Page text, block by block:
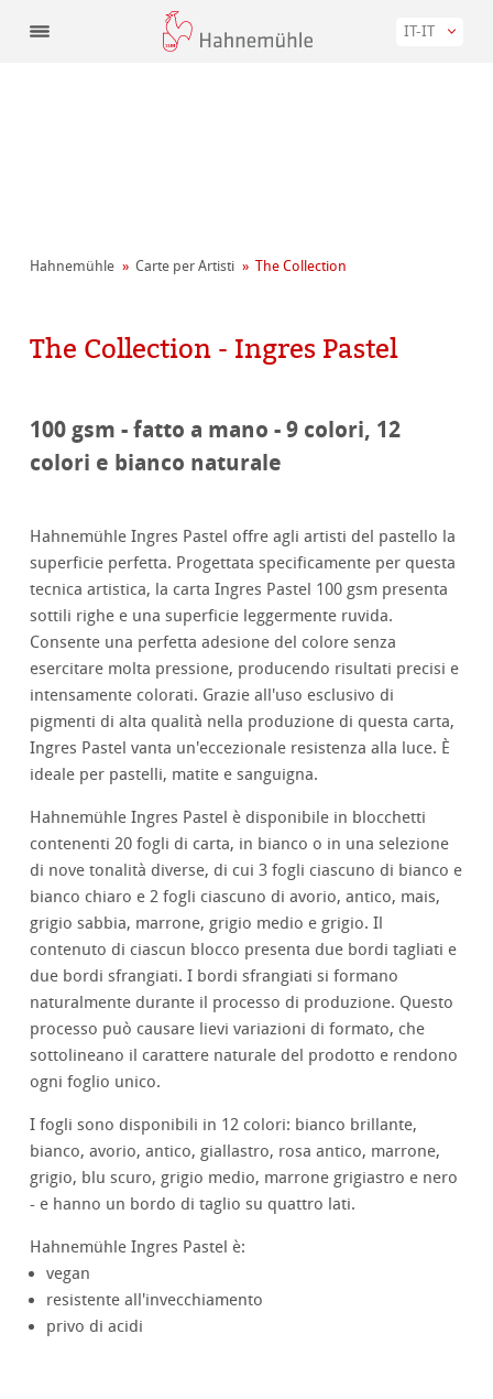
IT-IT
Hahnemühle Carte per Artisti The Collection
The Collection - Ingres Pastel
100 gsm - fatto a mano - 9 colori, 12
colori e bianco naturale
Hahnemühle Ingres Pastel offre agli artisti del pastello la
superficie perfetta. Progettata specificamente per questa
tecnica artistica, la carta Ingres Pastel 100 gsm presenta
sottili righe e una superficie leggermente ruvida.
Consente una perfetta adesione del colore senza
esercitare molta pressione, producendo risultati precisi e
intensamente colorati. Grazie all'uso esclusivo di
pigmenti di alta qualità nella produzione di questa carta,
Ingres Pastel vanta un'eccezionale resistenza alla luce. È
ideale per pastelli, matite e sanguigna.
Hahnemühle Ingres Pastel è disponibile in blocchetti
contenenti 20 fogli di carta, in bianco o in una selezione
di nove tonalità diverse, di cui 3 fogli ciascuno di bianco e
bianco chiaro e 2 fogli ciascuno di avorio, antico, mais,
grigio sabbia, marrone, grigio medio e grigio. Il
contenuto di ciascun blocco presenta due bordi tagliati e
due bordi sfrangiati. I bordi sfrangiati si formano
naturalmente durante il processo di produzione. Questo
processo può causare lievi variazioni di formato, che
sottolineano il carattere naturale del prodotto e rendono
ogni foglio unico.
I fogli sono disponibili in 12 colori: bianco brillante,
bianco, avorio, antico, giallastro, rosa antico, marrone,
grigio, blu scuro, grigio medio, marrone grigiastro e nero
- e hanno un bordo di taglio su quattro lati.
Hahnemühle Ingres Pastel è:
vegan
resistente all'invecchiamento
privo di acidi